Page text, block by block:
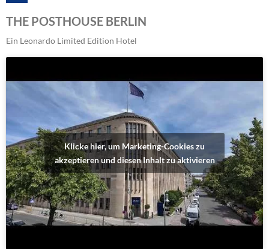
THE POSTHOUSE BERLIN
Ein Leonardo Limited Edition Hotel
Klicke hier, um Marketing-Cookies zu
akzeptieren und diesen Inhalt zu aktivieren